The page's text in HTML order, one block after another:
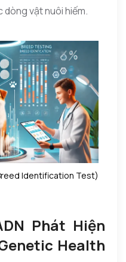
dòng vật nuôi hiếm.
Identification Test)
Phát Hiện
Health